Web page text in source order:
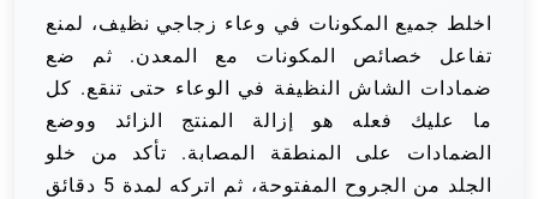
اخلط جميع المكونات في وعاء زجاجي نظيف، لمنع
تفاعل خصائص المكونات مع المعدن. ثم ضع
ضمادات الشاش النظيفة في الوعاء حتى تنقع. كل
ما عليك فعله هو إزالة المنتج الزائد ووضع
الضمادات على المنطقة المصابة. تأكد من خلو
الجلد من الجروح المفتوحة، ثم اتركه لمدة 5 دقائق